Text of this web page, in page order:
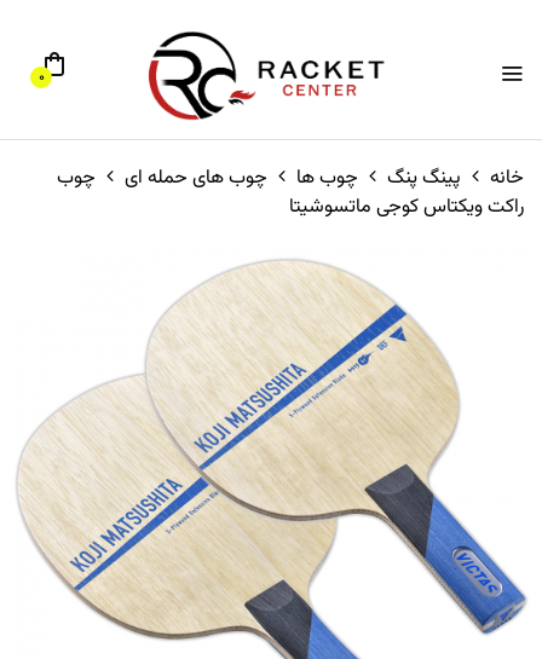
0
خانه پینگ پنگ چوب ها چوب های حمله ای
چوب
راکت ویکتاس کوجی ماتسوشیتا